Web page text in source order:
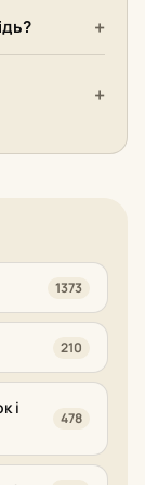
1373
210
і
478